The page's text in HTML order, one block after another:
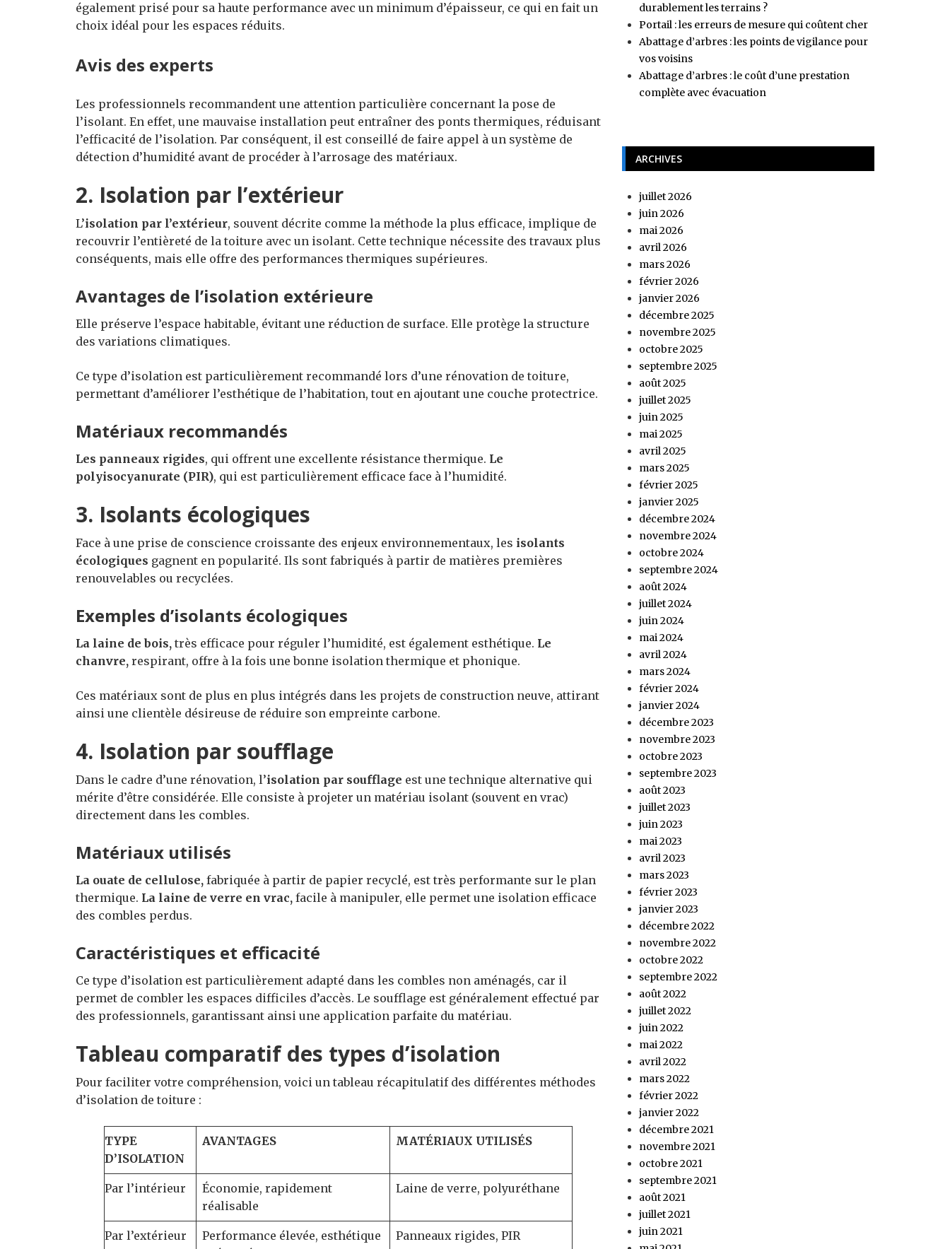
également prisé pour sa haute performance avec un minimum d’épaisseur, ce qui en fait un
choix idéal pour les espaces réduits.
Avis des experts
Les professionnels recommandent une attention particulière concernant la pose de
l’isolant. En effet, une mauvaise installation peut entraîner des ponts thermiques, réduisant
l’efficacité de l’isolation. Par conséquent, il est conseillé de faire appel à un système de
détection d’humidité avant de procéder à l’arrosage des matériaux.
2. Isolation par l’extérieur
L’isolation par l’extérieur, souvent décrite comme la méthode la plus efficace, implique de
recouvrir l’entièreté de la toiture avec un isolant. Cette technique nécessite des travaux plus
conséquents, mais elle offre des performances thermiques supérieures.
Avantages de l’isolation extérieure
Elle préserve l’espace habitable, évitant une réduction de surface. Elle protège la structure
des variations climatiques.
Ce type d’isolation est particulièrement recommandé lors d’une rénovation de toiture,
permettant d’améliorer l’esthétique de l’habitation, tout en ajoutant une couche protectrice.
Matériaux recommandés
Les panneaux rigides, qui offrent une excellente résistance thermique. Le
polyisocyanurate (PIR), qui est particulièrement efficace face à l’humidité.
3. Isolants écologiques
Face à une prise de conscience croissante des enjeux environnementaux, les isolants
écologiques gagnent en popularité. Ils sont fabriqués à partir de matières premières
renouvelables ou recyclées.
Exemples d’isolants écologiques
La laine de bois, très efficace pour réguler l’humidité, est également esthétique. Le
chanvre, respirant, offre à la fois une bonne isolation thermique et phonique.
Ces matériaux sont de plus en plus intégrés dans les projets de construction neuve, attirant
ainsi une clientèle désireuse de réduire son empreinte carbone.
4. Isolation par soufflage
Dans le cadre d’une rénovation, l’isolation par soufflage est une technique alternative qui
mérite d’être considérée. Elle consiste à projeter un matériau isolant (souvent en vrac)
directement dans les combles.
Matériaux utilisés
La ouate de cellulose, fabriquée à partir de papier recyclé, est très performante sur le plan
thermique. La laine de verre en vrac, facile à manipuler, elle permet une isolation efficace
des combles perdus.
Caractéristiques et efficacité
Ce type d’isolation est particulièrement adapté dans les combles non aménagés, car il
permet de combler les espaces difficiles d’accès. Le soufflage est généralement effectué par
des professionnels, garantissant ainsi une application parfaite du matériau.
Tableau comparatif des types d’isolation
Pour faciliter votre compréhension, voici un tableau récapitulatif des différentes méthodes
d’isolation de toiture :
TYPE
D’ISOLATION
AVANTAGES MATÉRIAUX UTILISÉS
Par l’intérieur
Économie, rapidement
réalisable
Laine de verre, polyuréthane
Par l’extérieur
Performance élevée, esthétique
Panneaux rigides, PIR
durablement les terrains ?
Portail : les erreurs de mesure qui coûtent cher
Abattage d’arbres : les points de vigilance pour
vos voisins
Abattage d’arbres : le coût d’une prestation
complète avec évacuation
ARCHIVES
juillet 2026
juin 2026
mai 2026
avril 2026
mars 2026
février 2026
janvier 2026
décembre 2025
novembre 2025
octobre 2025
septembre 2025
août 2025
juillet 2025
juin 2025
mai 2025
avril 2025
mars 2025
février 2025
janvier 2025
décembre 2024
novembre 2024
octobre 2024
septembre 2024
août 2024
juillet 2024
juin 2024
mai 2024
avril 2024
mars 2024
février 2024
janvier 2024
décembre 2023
novembre 2023
octobre 2023
septembre 2023
août 2023
juillet 2023
juin 2023
mai 2023
avril 2023
mars 2023
février 2023
janvier 2023
décembre 2022
novembre 2022
octobre 2022
septembre 2022
août 2022
juillet 2022
juin 2022
mai 2022
avril 2022
mars 2022
février 2022
janvier 2022
décembre 2021
novembre 2021
octobre 2021
septembre 2021
août 2021
juillet 2021
juin 2021